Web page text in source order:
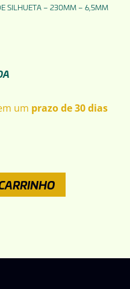
SILHUETA – 230MM – 6,5MM
um prazo de 30 dias